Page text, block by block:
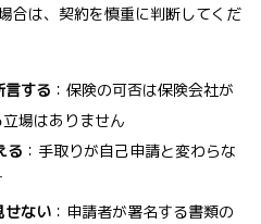
合は、契約を慎重に判断してくだ
言する ：保険の可否は保険会社が
場はありません
る ：手取りが自己申請と変わらな
せない ：申請者が署名する書類の